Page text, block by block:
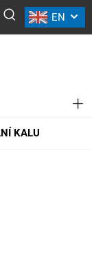
EN
KALU